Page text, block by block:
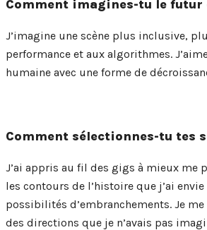
Comment imagines-tu le futur
J’imagine une scène plus inclusive,
performance et aux algorithmes.
humaine avec une forme de
Comment sélectionnes-tu tes
J’ai appris au fil des gigs à mieux me
les contours de l’histoire que j’ai
possibilités d’embranchements. Je
des directions que je n’avais pas